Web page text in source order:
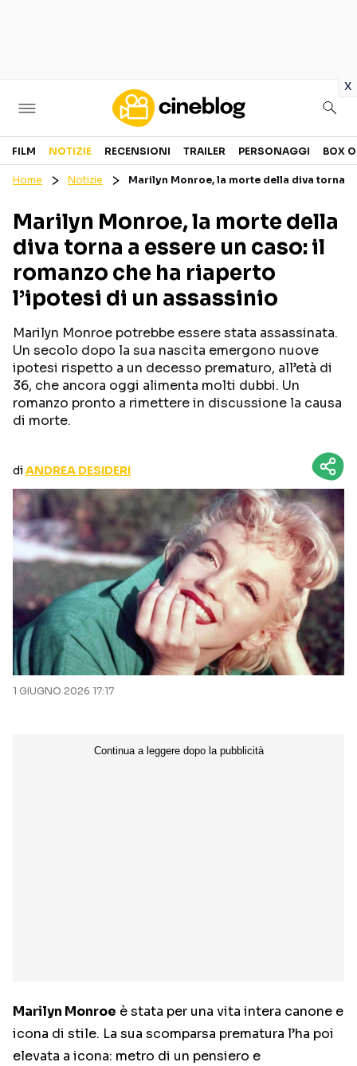
x
Cinema
GENERI
PERSONAGGI
CANALI STREAMING
Categorie
NOTIZIE
CURIOSITÀ
RECENSIONI
TRAILER
BOX OFFICE
Seguici sui social
FILM NOTIZIE RECENSIONI TRAILER PERSONAGGI BOX
Home Notizie Marilyn Monroe, la morte della diva torna
Marilyn Monroe, la morte della
diva torna a essere un caso: il
romanzo che ha riaperto
l’ipotesi di un assassinio
Marilyn Monroe potrebbe essere stata assassinata.
Un secolo dopo la sua nascita emergono nuove
ipotesi rispetto a un decesso prematuro, all’età di
36, che ancora oggi alimenta molti dubbi. Un
romanzo pronto a rimettere in discussione la causa
di morte.
diANDREA DESIDERI
1 GIUGNO 2026 17:17
Marilyn Monroe è stata per una vita intera canone e
icona di stile. La sua scomparsa prematura l’ha poi
elevata a icona: metro di un pensiero e